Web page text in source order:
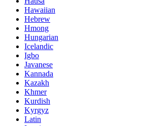
Hawaiian
Hebrew
Hmong
Hungarian
Icelandic
Igbo
Javanese
Kannada
Kazakh
Khmer
Kurdish
Kyrgyz
Latin